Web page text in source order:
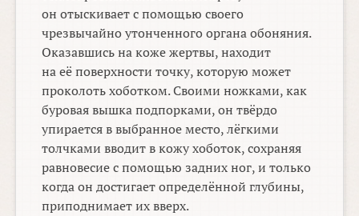
он отыскивает с помощью своего
чрезвычайно утонченного органа обоняния.
Оказавшись на коже жертвы, находит
на её поверхности точку, которую может
проколоть хоботком. Своими ножками, как
буровая вышка подпорками, он твёрдо
упирается в выбранное место, лёгкими
толчками вводит в кожу хоботок, сохраняя
равновесие с помощью задних ног, и только
когда он достигает определённой глубины,
приподнимает их вверх.